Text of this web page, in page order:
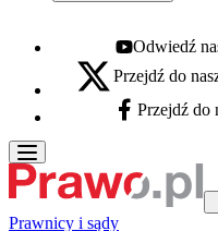
Youtube - otwiera
Odwiedź
X - otwiera się w nowej
Przejdź do
Facebook - otwiera
Przejdź do
Prawnicy i sądy